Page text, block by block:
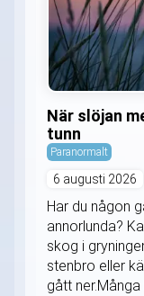
När slöjan
tunn
Paranormalt
6 augusti 2026
Har du någon
annorlunda?
skog i
stenbro eller
gått